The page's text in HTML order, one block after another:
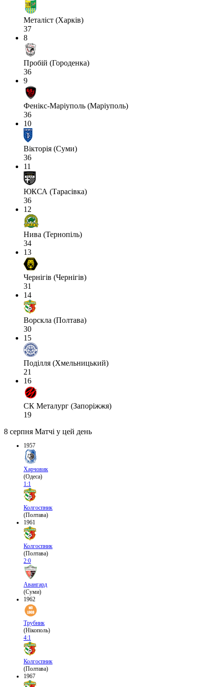
Металіст (Харків)
37
8
Пробій (Городенка)
36
9
Фенікс-Маріуполь (Маріуполь)
36
10
Вікторія (Суми)
36
11
ЮКСА (Тарасівка)
36
12
Нива (Тернопіль)
34
13
Чернігів (Чернігів)
31
14
Ворскла (Полтава)
30
15
Поділля (Хмельницький)
21
16
СК Металург (Запоріжжя)
19
8 серпня Матчі у цей день
1957
Харчовик
(Одеса)
1:1
Колгоспник
(Полтава)
1961
Колгоспник
(Полтава)
2:0
Авангард
(Суми)
1962
Трубник
(Нікополь)
4:1
Колгоспник
(Полтава)
1967